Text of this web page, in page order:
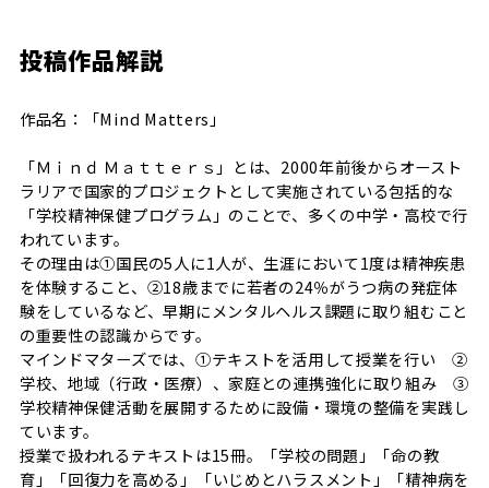
投稿作品解説
作品名：「Mind Matters」
「Ｍｉｎｄ Ｍａｔｔｅｒｓ」とは、2000年前後からオースト
ラリアで国家的プロジェクトとして実施されている包括的な
「学校精神保健プログラム」のことで、多くの中学・高校で行
われています。
その理由は①国民の5人に1人が、生涯において1度は精神疾患
を体験すること、②18歳までに若者の24％がうつ病の発症体
験をしているなど、早期にメンタルヘルス課題に取り組むこと
の重要性の認識からです。
マインドマターズでは、①テキストを活用して授業を行い ②
学校、地域（行政・医療）、家庭との連携強化に取り組み ③
学校精神保健活動を展開するために設備・環境の整備を実践し
ています。
授業で扱われるテキストは15冊。「学校の問題」「命の教
育」「回復力を高める」「いじめとハラスメント」「精神病を